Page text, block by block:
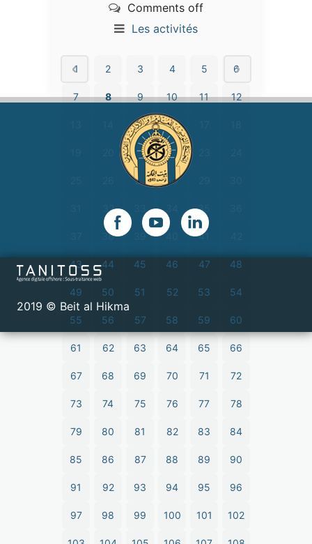
Comments off
Les activités
1 2 3 4 5 6
7 8 9 10 11 12
15 16
21 22
27 28
32 35
38 39 40 41
43 44 45 46 47 48
49 50 51 52 53 54
55 56 57 58 59 60
61 62 63 64 65 66
67 68 69 70 71 72
73 74 75 76 77 78
79 80 81 82 83 84
85 86 87 88 89 90
91 92 93 94 95 96
97 98 99 100 101 102
2019 © Beit al Hikma